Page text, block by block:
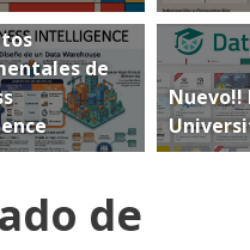
de
Nuevo!!
de